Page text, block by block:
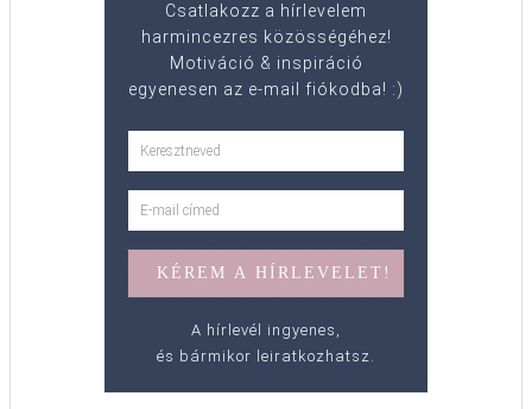
Csatlakozz a hírlevelem
harmincezres közösségéhez!
Motiváció & inspiráció
egyenesen az e-mail fiókodba! :)
A hírlevél ingyenes,
és bármikor leiratkozhatsz.